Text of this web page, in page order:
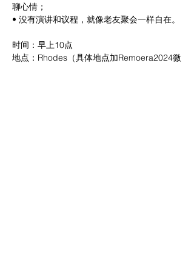
聊心情；
• 没有演讲和议程，就像老友聚会一样自在。
时间：早上10点
地点：Rhodes（具体地点加Remoera2024微